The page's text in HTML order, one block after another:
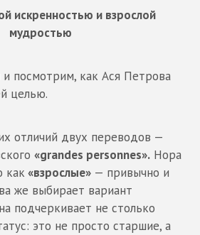
искренностью и взрослой
мудростью
посмотрим, как Ася Петрова
целью.
отличий двух переводов —
«grandes personnes». Нора
как «взрослые» — привычно и
же выбирает вариант
подчеркивает не столько
это не просто старшие, а